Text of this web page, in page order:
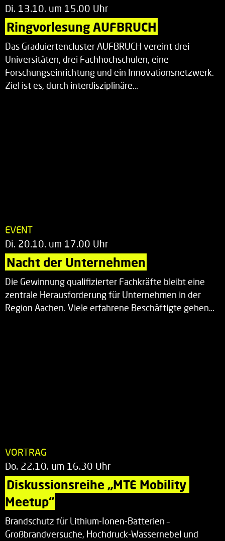
Di. 13.10. um 15.00 Uhr
Ringvorlesung AUFBRUCH
Das Graduiertencluster AUFBRUCH vereint drei
Universitäten, drei Fachhochschulen, eine
Forschungseinrichtung und ein Innovationsnetzwerk.
Ziel ist es, durch interdisziplinäre…
EVENT
Di. 20.10. um 17.00 Uhr
Nacht der Unternehmen
Die Gewinnung qualifizierter Fachkräfte bleibt eine
zentrale Herausforderung für Unternehmen in der
Region Aachen. Viele erfahrene Beschäftigte gehen…
VORTRAG
Do. 22.10. um 16.30 Uhr
Diskussionsreihe „MTE Mobility
Meetup“
Brandschutz für Lithium-Ionen-Batterien –
Großbrandversuche, Hochdruck-Wassernebel und